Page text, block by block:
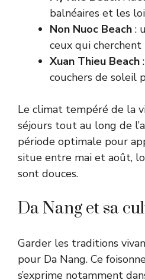
balnéaires et les
Non Nuoc Beach :
ceux qui
Xuan Thieu Beach
couchers de soleil
Le climat tempéré de la
séjours tout au long de
période optimale pour
situe entre mai et août,
sont douces.
Da Nang et sa
Garder les traditions
pour Da Nang. Ce
s’exprime notamment